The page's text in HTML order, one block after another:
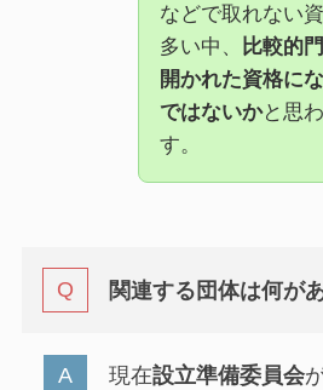
などで取れない
多い中、
比較的
開かれた資格に
ではないかと思
す。
関連する団体は何が
現在設立準備委員会